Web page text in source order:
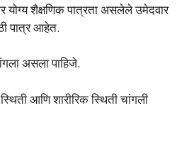
योग्य शैक्षणिक पात्रता असलेले उमेदवार
पात्र आहेत.
असला पाहिजे.
आणि शारीरिक स्थिती चांगली